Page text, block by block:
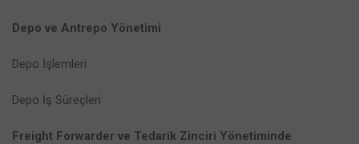
Depo ve Antrepo Yönetimi
Depo İşlemleri
Depo İş Süreçleri
Freight Forwarder ve Tedarik Zinciri Yönetiminde